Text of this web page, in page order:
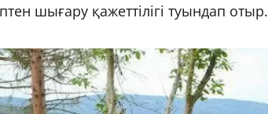
шығару қажеттілігі туындап отыр.